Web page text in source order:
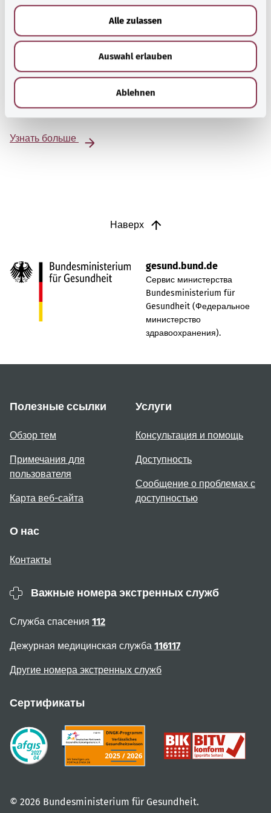
Alle zulassen
Auswahl erlauben
Ablehnen
Beratung und Hilfe
Eine Auswahl verschiedener Beratungs- und
Informationsangebote zu bestimmten
Узнать больше
Наверх
gesund.bund.de
Сервис министерства
Bundesministerium für
Gesundheit (Федеральное
министерство
здравоохранения).
Полезные ссылки
Обзор тем
Примечания для
пользователя
Карта веб-сайта
Услуги
Консультация и помощь
Доступность
Сообщение о проблемах с
доступностью
О нас
Контакты
Важные номера экстренных служб
Служба спасения 112
Дежурная медицинская служба 116117
Другие номера экстренных служб
Сертификаты
© 2026 Bundesministerium für Gesundheit.